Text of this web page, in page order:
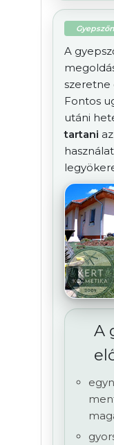
A
szeretne
Fontos
utáni
tartani
A